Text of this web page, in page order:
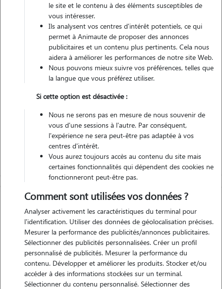
Non véhiculé
Gardes réalisées
Contacter
L'envoi d'une demande est sans engagement
Motivation
le site et le contenu à des éléments susceptibles de
vous intéresser.
Ils analysent vos centres d'intérêt potentiels, ce qui
permet à Animaute de proposer des annonces
publicitaires et un contenu plus pertinents. Cela nous
aidera à améliorer les performances de notre site Web.
Nous pouvons mieux suivre vos préférences, telles que
la langue que vous préférez utiliser.
Si cette option est désactivée :
Nous ne serons pas en mesure de nous souvenir de
vous d'une sessions à l'autre. Par conséquent,
l'expérience ne sera peut-être pas adaptée à vos
centres d'intérêt.
Vous aurez toujours accès au contenu du site mais
certaines fonctionnalités qui dépendent des cookies ne
fonctionneront peut-être pas.
Comment sont utilisées vos données ?
Analyser activement les caractéristiques du terminal pour
l'identification. Utiliser des données de géolocalisation précises.
Mesurer la performance des publicités/annonces publicitaires.
Sélectionner des publicités personnalisées. Créer un profil
personnalisé de publicités. Mesurer la performance du
contenu. Développer et améliorer les produits. Stocker et/ou
accéder à des informations stockées sur un terminal.
Sélectionner du contenu personnalisé. Sélectionner des